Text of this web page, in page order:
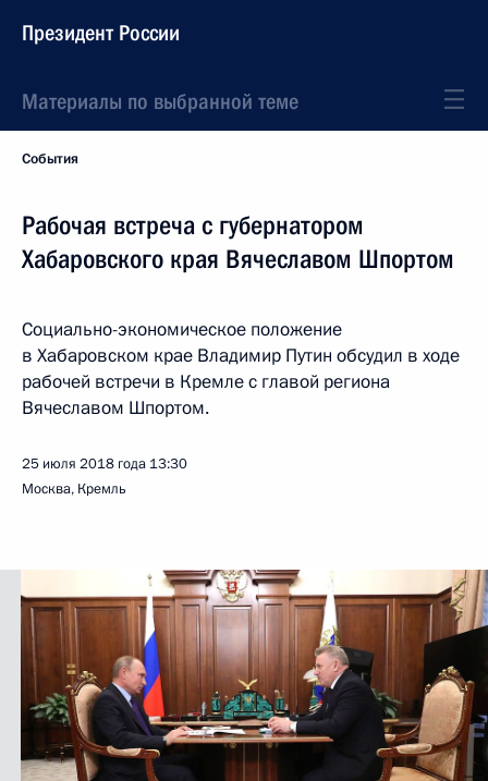
Президент России
Материалы по выбранной теме
События
Рабочая встреча с губернатором
Хабаровского края Вячеславом Шпортом
Социально-экономическое положение
в Хабаровском крае Владимир Путин обсудил в ходе
рабочей встречи в Кремле с главой региона
Вячеславом Шпортом.
25 июля 2018 года 13:30
Москва, Кремль